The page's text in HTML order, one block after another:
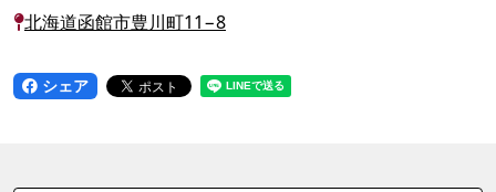
北海道函館市豊川町11−8
シェア